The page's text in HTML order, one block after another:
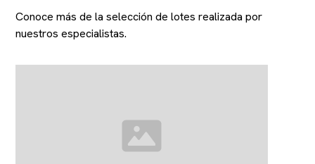
Conoce más de la selección de lotes realizada por
nuestros especialistas.